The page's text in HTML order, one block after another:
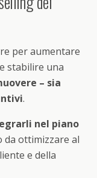
per aumentare
stabilire una
– sia
.
nel piano
da ottimizzare al
e della